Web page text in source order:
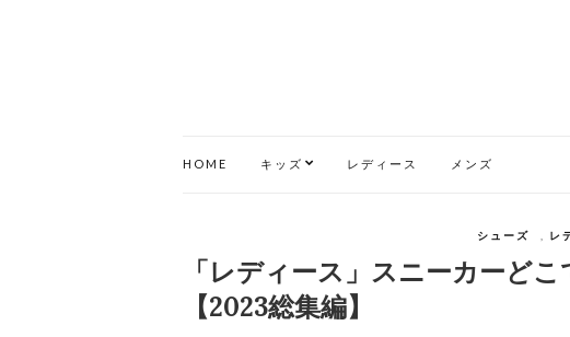
HOME キッズ レディース メンズ
シューズ レ
「レディース」スニーカーど
【2023総集編】